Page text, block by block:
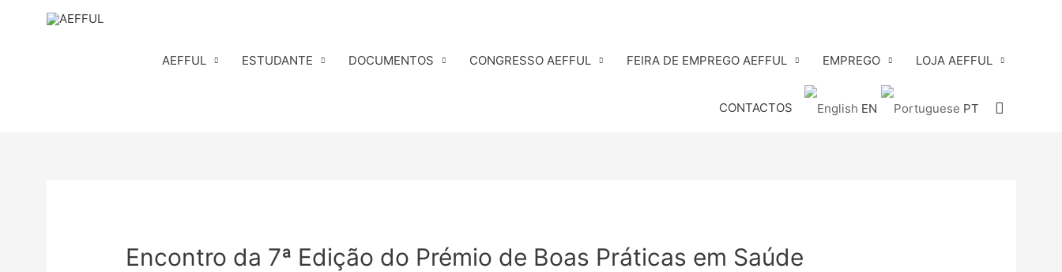
AEFFUL ESTUDANTE DOCUMENTOS CONGRESSO AEFFUL FEIRA DE EMPREGO AEFFUL EMPREGO LOJA AEFFUL
CONTACTOS EN PT Search
Encontro da 7ª Edição do Prémio de Boas Práticas em Saúde